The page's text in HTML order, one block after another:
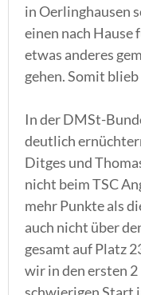
in Oerlinghausen
einen nach Hause
etwas anderes
gehen. Somit
In der DMSt-
deutlich
Ditges und
nicht beim TSC
mehr Punkte als
auch nicht über
gesamt auf Platz
wir in den ersten